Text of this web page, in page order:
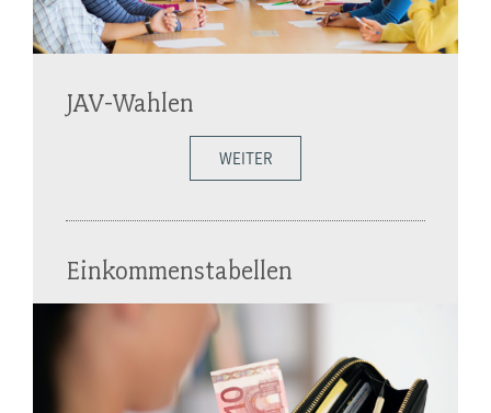
JAV-Wahlen
WEITER
Einkommenstabellen